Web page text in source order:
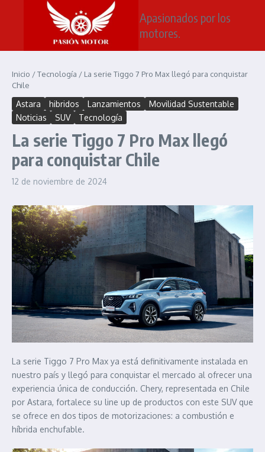
Saltar al contenido
Apasionados por los
motores.
Inicio /Tecnología / La serie Tiggo 7 Pro Max llegó para conquistar
Chile
Astara hibridos Lanzamientos
Movilidad Sustentable
Noticias
SUV Tecnología
La serie Tiggo 7 Pro Max llegó
para conquistar Chile
12 de noviembre de 2024
La serie Tiggo 7 Pro Max ya está definitivamente instalada en
nuestro país y llegó para conquistar el mercado al ofrecer una
experiencia única de conducción. Chery, representada en Chile
por Astara, fortalece su line up de productos con este SUV que
se ofrece en dos tipos de motorizaciones: a combustión e
híbrida enchufable.